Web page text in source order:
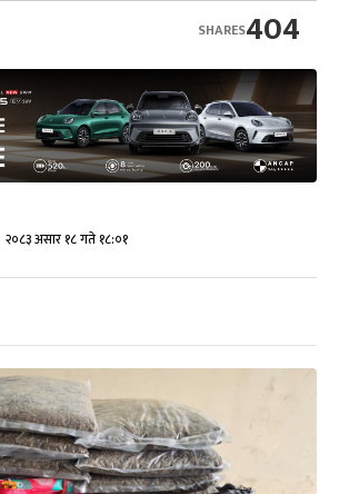
404
SHARES
२०८३ असार १८ गते १८:०१